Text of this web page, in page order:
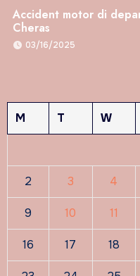
Accident motor di
Cheras
03/16/2025
M T W
2 3 4
9 10 11
16 17 18